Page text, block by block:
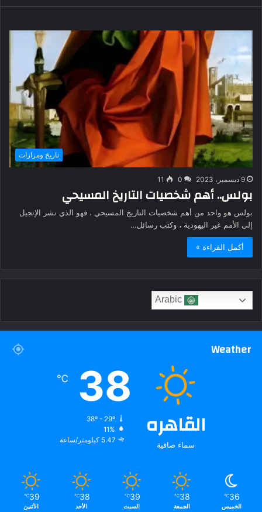
تاريخ ومزارات
9 ديسمبر، 2023 0
11
بولس.. أهم شخصيات التاريخ المسيحي
بولس هو واحد من أهم شخصيات التاريخ المسيحي ، فهو الذي نشر الإنجيل
إلى الأمم غير اليهودية ، وكتب رسائل…
أكمل القراءة »
Weather
القاهره
سماء صافية
38
℃
38º - 29º
11%
5.47 كيلومتر/ساعة
36
℃
الخميس
38
℃
الجمعة
39
℃
السبت
38
℃
الأحد
39
℃
الأثنين